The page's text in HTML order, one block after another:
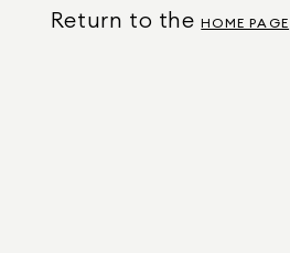
Return to the HOME PAGE